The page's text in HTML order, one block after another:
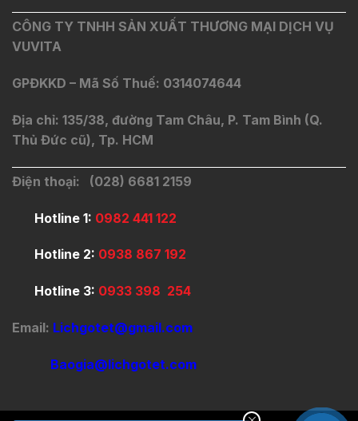
CÔNG TY TNHH SẢN XUẤT THƯƠNG MẠI DỊCH VỤ
VUVITA
GPĐKKD – Mã Số Thuế: 0314074644
Địa chỉ: 135/38, đường Tam Châu, P. Tam Bình (Q.
Thủ Đức cũ), Tp. HCM
Điện thoại: (028) 6681 2159
Hotline 1: 0982 441 122
Hotline 2: 0938 867 192
Hotline 3: 0933 398 254
Email: Lichgotet@gmail.com
Baogia@lichgotet.com